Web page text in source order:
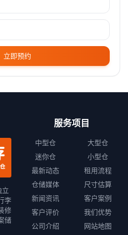
立即预约
李
修
储
服务项目
中型仓
大型仓
迷你仓
小型仓
最新动态
租用流程
仓储媒体
尺寸估算
新闻资讯
客户案例
客户评价
我们优势
公司介绍
网站地图